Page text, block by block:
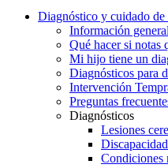
Diagnóstico y cuidado de
Información general
Qué hacer si notas
Mi hijo tiene un
Diagnósticos para
Intervención
Preguntas
Diagnósticos
Lesiones
Condiciones